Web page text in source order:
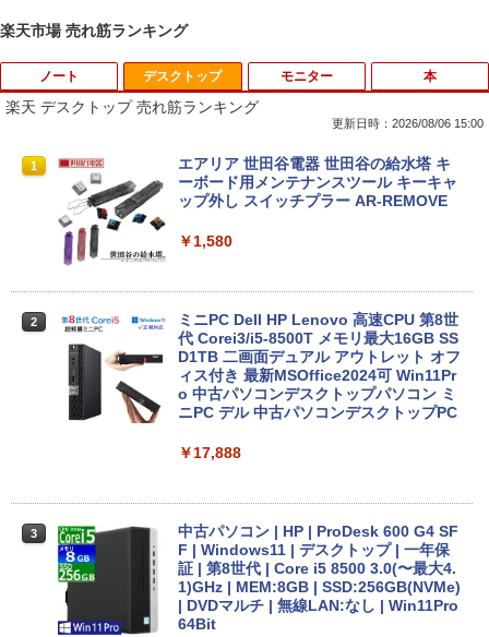
楽天市場 売れ筋ランキング
ノート
1
中古パソコン | Dell | Latitude 3500 | Wi
ndows11 | ノートPC | 一年保証 | 第8世
代 | Core i5-8265U 1.6(〜最大3.9)GHz |
ライブ非搭載 | 無線LAN:あり | Webカメ
￥25,980
【最新Office2024】中古ノート Lenovo
ThinkPad L580 第8世代Core i5 大画面
SD 1TB テンキー付き Webカメラ内蔵 U
古パソコン 中古PC オフィス 中古
￥26,800
【マラソンP5倍/10%オフクーポン】【ワ
デスクトップ
楽天 デスクトップ 売れ筋ランキング
更新日時：2026/08/06 15:00
1
エアリア 世田谷電器 世田谷の給水塔 キ
ーボード用メンテナンスツール キーキャ
ップ外し スイッチプラー AR-REMOVE
￥1,580
2
ミニPC Dell HP Lenovo 高速CPU 第8世
代 Corei3/i5-8500T メモリ最大16GB SS
D1TB 二画面デュアル アウトレット オフ
ィス付き 最新MSOffice2024可 Win11Pr
o 中古パソコンデスクトップパソコン ミ
ニPC デル 中古パソコンデスクトップPC
￥17,888
3
中古パソコン | HP | ProDesk 600 G4 SF
F | Windows11 | デスクトップ | 一年保
証 | 第8世代 | Core i5 8500 3.0(〜最大4.
1)GHz | MEM:8GB | SSD:256GB(NVMe)
| DVDマルチ | 無線LAN:なし | Win11Pro
64Bit
モニター 本